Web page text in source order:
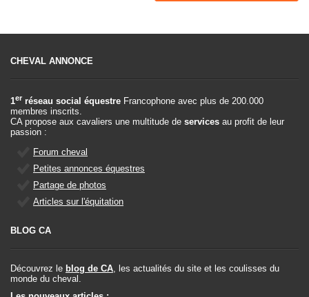
CHEVAL ANNONCE
1er réseau social équestre Francophone avec plus de 200.000
membres inscrits.
CA propose aux cavaliers une multitude de services au profit de leur
passion :
Forum cheval
Petites annonces équestres
Partage de photos
Articles sur l'équitation
BLOG CA
Découvrez le blog de CA, les actualités du site et les coulisses du
monde du cheval.